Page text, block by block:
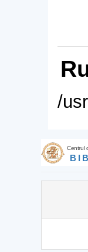
/
Centrul